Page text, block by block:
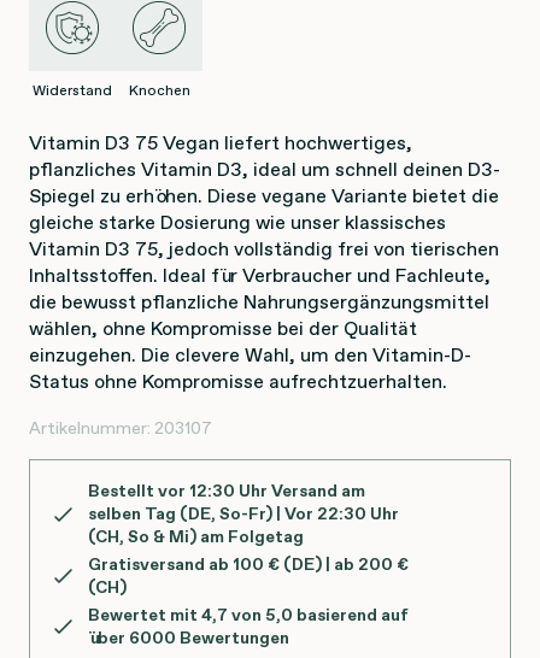
Widerstand Knochen
Vitamin D3 75 Vegan liefert hochwertiges,
pflanzliches Vitamin D3, ideal um schnell deinen D3-
Spiegel zu erhöhen. Diese vegane Variante bietet die
gleiche starke Dosierung wie unser klassisches
Vitamin D3 75, jedoch vollständig frei von tierischen
Inhaltsstoffen. Ideal für Verbraucher und Fachleute,
die bewusst pflanzliche Nahrungsergänzungsmittel
wählen, ohne Kompromisse bei der Qualität
einzugehen. Die clevere Wahl, um den Vitamin-D-
Status ohne Kompromisse aufrechtzuerhalten.
Artikelnummer: 203107
Bestellt vor 12:30 Uhr Versand am
selben Tag (DE, So-Fr) | Vor 22:30 Uhr
(CH, So & Mi) am Folgetag
Gratisversand ab 100 € (DE) | ab 200 €
(CH)
Bewertet mit 4,7 von 5,0 basierend auf
über 6000 Bewertungen